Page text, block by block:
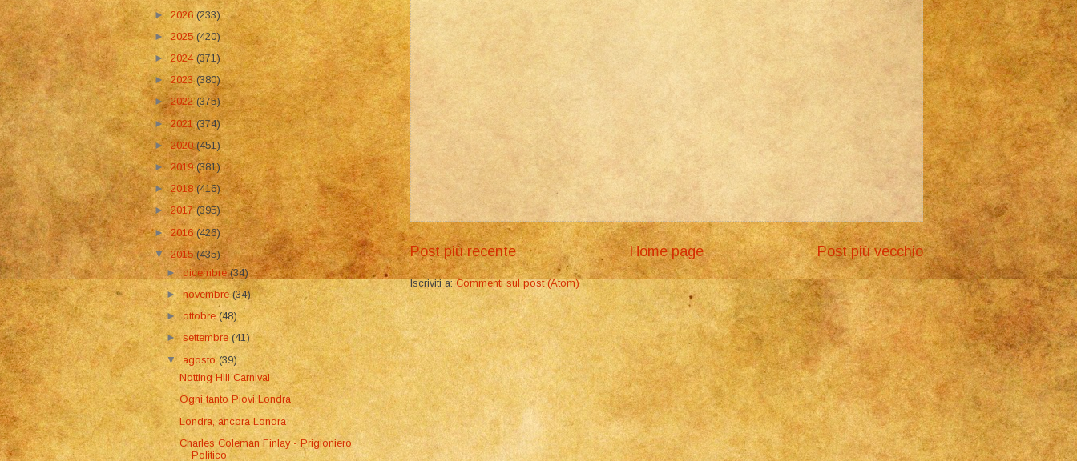
Post più recente Post più vecchio
Home page
Iscriviti a:Commenti sul post (Atom)
► 2026(233)
►2025(420)
►2024 (371)
►2023(380)
►2022 (375)
►2021(374)
►2020(451)
►2019(381)
►2018(416)
►2017(395)
►2016(426)
▼2015(435)
►dicembre(34)
►novembre(34)
►ottobre(48)
►settembre(41)
▼agosto(39)
Notting Hill Carnival
Ogni tanto Piovi Londra
Londra, ancora Londra
Charles Coleman Finlay - Prigioniero
Politico